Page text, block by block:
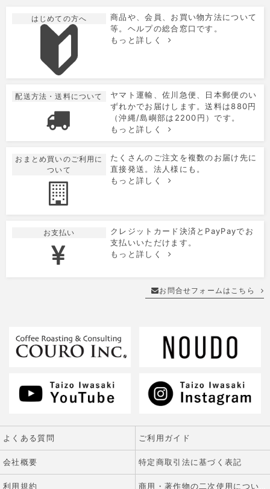
はじめての方へ
商品や、会員、お買い物方法について
等。ヘルプの総合窓口です。
もっと詳しく
配送方法・送料について
ヤマト運輸、佐川急便、日本郵便のい
ずれかでお届けします。送料は880円
（沖縄/島嶼部は2200円）です。
もっと詳しく
おまとめ買いのご利用に
ついて
たくさんのご注文を複数のお届け先に
直接発送。法人様にも。
もっと詳しく
お支払い
クレジットカード決済とPayPayでお
支払いいただけます。
もっと詳しく
お問合せフォームはこちら
よくある質問 ご利用ガイド
会社概要 特定商取引法に基づく表記
利用規約